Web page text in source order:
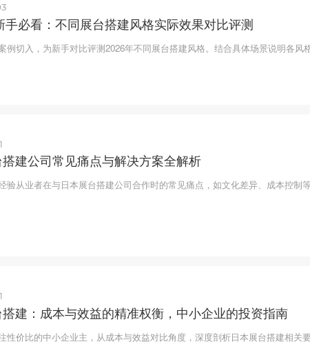
手必看：不同展台搭建风格实际效果对比评测
例切入，为新手对比评测2026年不同展台搭建风格。结合具体场景说明各风
建公司常见痛点与解决方案全解析
验从业者在与日本展台搭建公司合作时的常见痛点，如文化差异、成本控制
建：成本与效益的精准权衡，中小企业的投资指南
性价比的中小企业主，从成本与效益对比角度，深度剖析日本展台搭建相关